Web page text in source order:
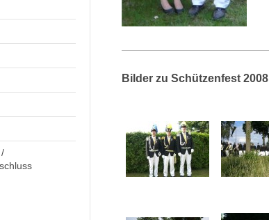
Bilder zu Schützenfest 2008